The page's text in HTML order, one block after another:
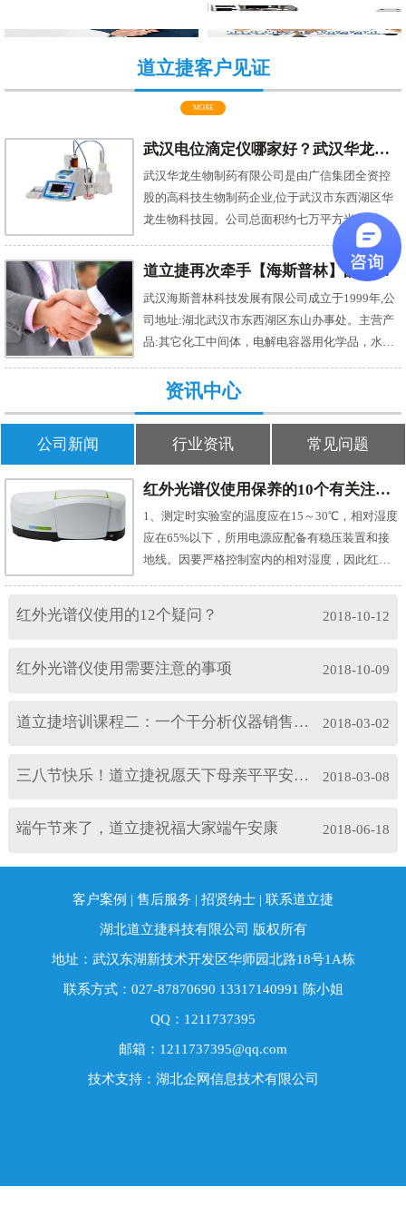
道立捷客户见证
MORE
武汉电位滴定仪哪家好？武汉华龙首选湖北道立捷
武汉华龙生物制药有限公司是由广信集团全资控
股的高科技生物制药企业,位于武汉市东西湖区华
龙生物科技园。公司总面积约七万平方米,总建筑
面积近两万平方米。是一家专业生产中西药制
剂、生化药品、化学原料药及中药前处理的高新
技术企业。 自动电位滴定仪AT-710S是京都电子公
司(KEM)融合当今最先进的技术制成的新一代自动
滴定仪AT系列产品，具有灵活的操控和紧凑的结
构。 作为公司的领导你有没有这样的烦恼？测量
精准吗？分析仪器市场鱼龙混杂，但是大家要知
道好仪器都是需要精心挑选啊，如此复杂的比价
过程大家真的受得了吗？武汉华龙生物的领导之
前和大家一样，都有同样的烦恼，但是自从他们
什么呢？我们一起来看看吧。自动电位滴定仪是
种 分析仪器。除可进行电位滴定法，包括酸碱滴
定，氧化还原滴定，沉淀滴定，络合滴定和非水
滴定外，也可进行恒pH测量。通过选件可进行光
度滴定，极化滴定,容量法卡氏水分滴定和表面活
性剂滴定，等滴定分析方法。与全自动多样品转
靠性，操作简单，省时省力。 客户心声：“每当咨
从不会在第一时间拒绝客户的新想法。作为一家
更灵活变通。道立捷科技经常进行内部协商，或
是基于客户的要求做突破，这一点对客户而言确
获取搭建实验室与打包方案。道立捷，5000家客
道立捷再次牵手【海斯普林】的秘诀：服务为本，精诚合作
武汉海斯普林科技发展有限公司成立于1999年,公
司地址:湖北武汉市东西湖区东山办事处。主营产
品:其它化工中间体，电解电容器用化学品，水性
仪，用于定量和定性分析外，还能测定样品在固
成分进行分析检测的仪器。 2018年2月销售张经
易完成原子吸收光谱仪之后，以及年底气相色谱
仪之后的第三次合作。客户感言：“我们与道立捷
科技合作已超过5年，是我们信赖的分析仪器合作
伙伴。道立捷科技总是能涵盖我们所要求的生产
立捷科技的专业性、灵活性与及时的服务，这对
要。” 道立捷科技员工从不会说客户的要求过分，
而再再而三的与道立捷科技合作，这是对道立捷
科技最大的支持，如果你还有什么分析仪器是没
家。 24小时 气相色谱仪客户服务热线：如果您对
网页右侧的在线客服，或致电：13317140991，
专业源于专注，我们竭诚更加愉快地合作!
资讯中心
公司新闻 行业资讯 常见问题
红外光谱仪使用保养的10个有关注意事项
1、测定时实验室的温度应在15～30℃，相对湿度
应在65%以下，所用电源应配备有稳压装置和接
地线。因要严格控制室内的相对湿度，因此红外
器受潮而影响使用寿命，红外实验室应经常保持
每次半天，同时开除湿机除湿。特别是霉雨季
朿型傅里叶红外分光光度计(目前应用最多)，实验
室里的CO2含量不能太高，因此实验室里的人数
当通风换气。4、红外光谱测定最常用的试样制备
用此法)，因此为减少对测定的影响，所用KBr最
应适当研细(200目以下)，并在120℃以上烘4小时
干燥。制备好的空KBr片应透明，与空气相比，透
光率应在75%以上。5、如供试品为盐酸盐，因考
虑到在压片过程中可能出现的离子交换现象，标
替溴化钾进行压片，但也可比较氯化钾压片和溴
化钾压片后测得的光谱，如二者没有区别，则可
量一般为1～2mg，因不可能用天平称量后加入，
并且每种样品的对红外光的吸收程度不一致，故
2018-10-12
红外光谱仪使用的12个疑问？
2018-10-09
红外光谱仪使用需要注意的事项
2018-03-02
道立捷培训课程二：一个干分析仪器销售的，要具备以下条件，你懂的
2018-03-08
三八节快乐！道立捷祝愿天下母亲平平安安！
2018-06-18
端午节来了，道立捷祝福大家端午安康
客户案例 | 售后服务 | 招贤纳士 | 联系道立捷
湖北道立捷科技有限公司 版权所有
地址：武汉东湖新技术开发区华师园北路18号1A栋
联系方式：027-87870690 13317140991 陈小姐
QQ：1211737395
邮箱：1211737395@qq.com
技术支持：湖北企网信息技术有限公司